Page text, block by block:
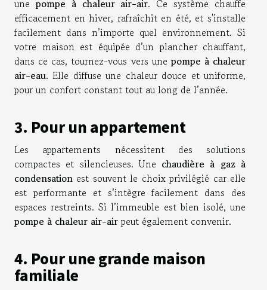
une pompe à chaleur air-air. Ce système chauffe
efficacement en hiver, rafraîchit en été, et s'installe
facilement dans n’importe quel environnement. Si
votre maison est équipée d’un plancher chauffant,
dans ce cas, tournez-vous vers une pompe à chaleur
air-eau. Elle diffuse une chaleur douce et uniforme,
pour un confort constant tout au long de l’année.
3. Pour un appartement
Les appartements nécessitent des solutions
compactes et silencieuses. Une chaudière à gaz à
condensation est souvent le choix privilégié car elle
est performante et s’intègre facilement dans des
espaces restreints. Si l’immeuble est bien isolé, une
pompe à chaleur air-air peut également convenir.
4. Pour une grande maison
familiale